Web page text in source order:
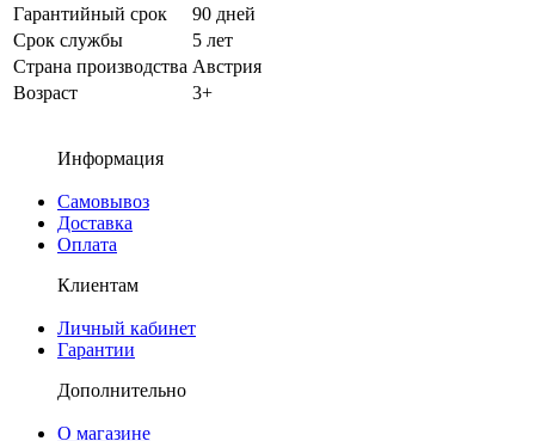
Гарантийный срок
90 дней
Срок службы
5 лет
Страна производства Австрия
Возраст
3+
Информация
Самовывоз
Доставка
Оплата
Клиентам
Личный кабинет
Гарантии
Дополнительно
О магазине